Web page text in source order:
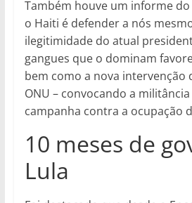
Também houve um informe
o Haiti é defender a nós
ilegitimidade do atual
gangues que o dominam
bem como a nova intervenção
ONU – convocando a
campanha contra a ocupação
10 meses de
Lula